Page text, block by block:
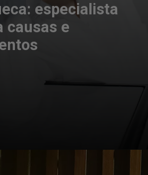
especialista
causas e